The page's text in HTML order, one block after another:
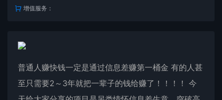
增值服务：
普通人赚快钱一定是通过信息差赚第一桶金 有的人甚
至只需要2～3年就把一辈子的钱给赚了！！！！ 今